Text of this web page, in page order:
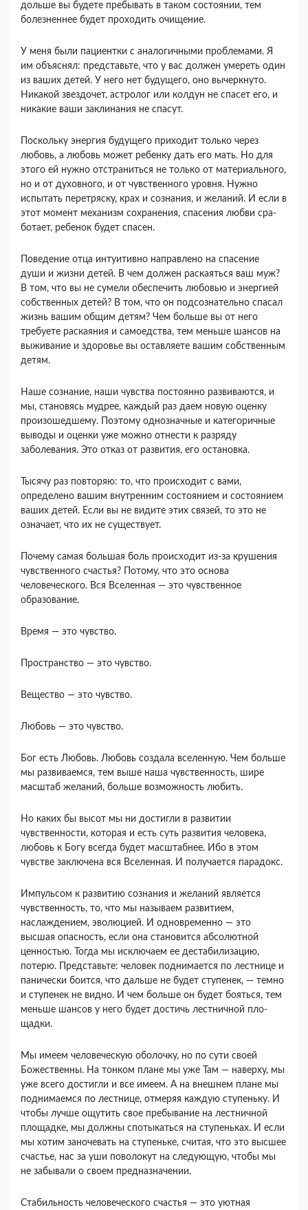
дольше вы будете пребывать в таком состоянии, тем
болезненнее будет прохо­дить очищение.
У меня были пациентки с аналогичными проб­лемами. Я
им объяснял: представьте, что у вас должен умереть один
из ваших детей. У него нет будущего, оно вычеркнуто.
Никакой звездочет, астролог или колдун не спасет его, и
никакие ваши заклинания не спасут.
Поскольку энергия будущего приходит только через
любовь, а любовь может ребенку дать его мать. Но для
этого ей нужно отстраниться не только от материального,
но и от духовного, и от чувственного уровня. Нужно
испытать перетряс­ку, крах и сознания, и желаний. И если в
этот мо­мент механизм сохранения, спасения любви сра­
ботает, ребенок будет спасен.
Поведение отца интуитивно направлено на спа­сение
души и жизни детей. В чем должен рас­каяться ваш муж?
В том, что вы не сумели обеспе­чить любовью и энергией
собственных детей? В том, что он подсознательно спасал
жизнь вашим общим детям? Чем больше вы от него
требуете раскаяния и самоедства, тем меньше шансов на
выживание и здоровье вы оставляете вашим соб­ственным
детям.
Наше сознание, наши чувства постоянно разви­ваются, и
мы, становясь мудрее, каждый раз даем новую оценку
произошедшему. Поэтому одно­значные и категоричные
выводы и оценки уже можно отнести к разряду
заболевания. Это отказ от развития, его остановка.
Тысячу раз повторяю: то, что происходит с вами,
определено вашим внутренним состоянием и состоянием
ваших детей. Если вы не видите этих связей, то это не
означает, что их не сущест­вует.
Почему самая большая боль происходит из-за крушения
чувственного счастья? Потому, что это основа
человеческого. Вся Вселенная — это чув­ственное
образование.
Время — это чувство.
Пространство — это чувство.
Вещество — это чувство.
Любовь — это чувство.
Бог есть Любовь. Любовь создала вселенную. Чем больше
мы развиваемся, тем выше наша чув­ственность, шире
масштаб желаний, больше воз­можность любить.
Но каких бы высот мы ни достигли в развитии
чувственности, которая и есть суть развития чело­века,
любовь к Богу всегда будет масштабнее. Ибо в этом
чувстве заключена вся Вселенная. И полу­чается парадокс.
Импульсом к развитию сознания и желаний яв­ляется
чувственность, то, что мы называем разви­тием,
наслаждением, эволюцией. И одновремен­но — это
высшая опасность, если она становится абсолютной
ценностью. Тогда мы исключаем ее дестабилизацию,
потерю. Представьте: человек поднимается по лестнице и
панически боится, что дальше не будет ступенек, — темно
и ступенек не видно. И чем больше он будет бояться, тем
мень­ше шансов у него будет достичь лестничной пло­
щадки.
Мы имеем человеческую оболочку, но по сути своей
Божественны. На тонком плане мы уже Там — наверху, мы
уже всего достигли и все име­ем. А на внешнем плане мы
поднимаемся по лест­нице, отмеряя каждую ступеньку. И
чтобы лучше ощутить свое пребывание на лестничной
пло­щадке, мы должны спотыкаться на ступеньках. И если
мы хотим заночевать на ступеньке, считая, что это высшее
счастье, нас за уши поволокут на следующую, чтобы мы
не забывали о своем пред­назначении.
Стабильность человеческого счастья — это уют­ная